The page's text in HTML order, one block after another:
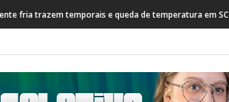
fria trazem temporais e queda de temperatura em SC